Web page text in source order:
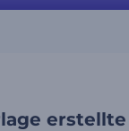
erstellte